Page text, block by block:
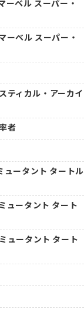
ーベル スーパー・
ーベル スーパー・
ティカル・アーカイ
者
ュータント タートル
ュータント タート
ュータント タート